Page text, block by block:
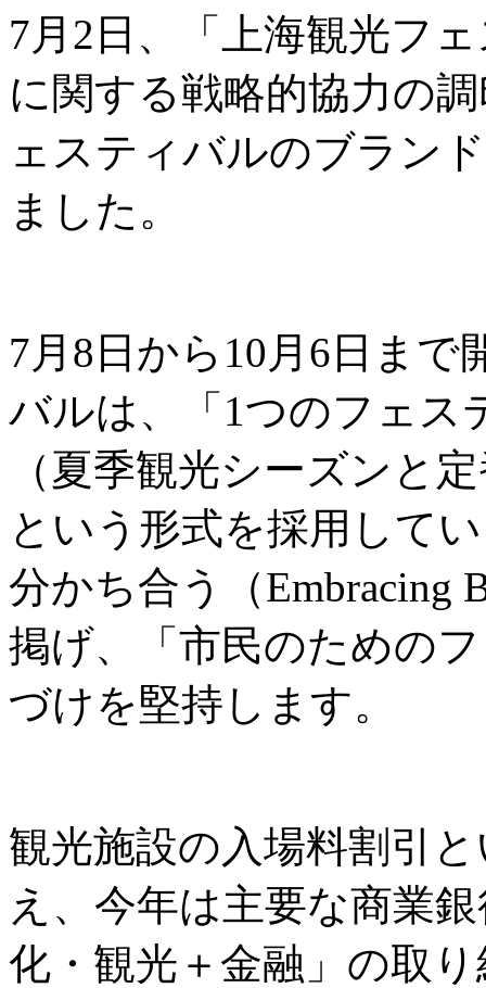
7月2日、「上海観光フ
に関する戦略的協力の
ェスティバルのブラン
ました。
7月8日から10月6日ま
バルは、「1つのフェス
（夏季観光シーズンと
という形式を採用して
分かち合う（Embracing
掲げ、「市民のための
づけを堅持します。
観光施設の入場料割引
え、今年は主要な商業
化・観光＋金融」の取